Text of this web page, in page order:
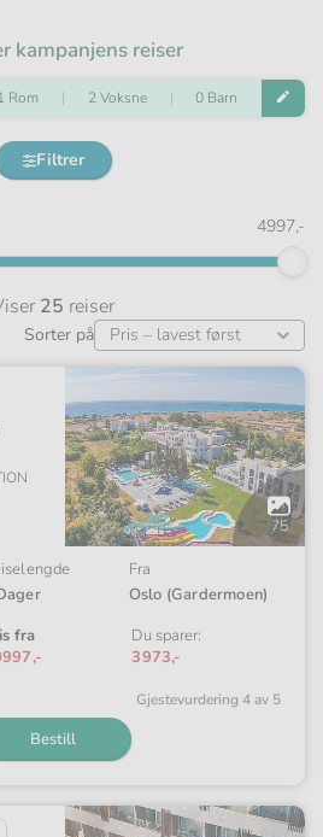
kampanjens reiser
Rom 2 Voksne 0 Barn
Filtrer
4997,-
25 reiser
Sorter på
Åpne
galleriet
75
Fra
Oslo (Gardermoen)
fra
Du sparer:
3973,-
Gjeste­vurdering 4 av 5
Bestill